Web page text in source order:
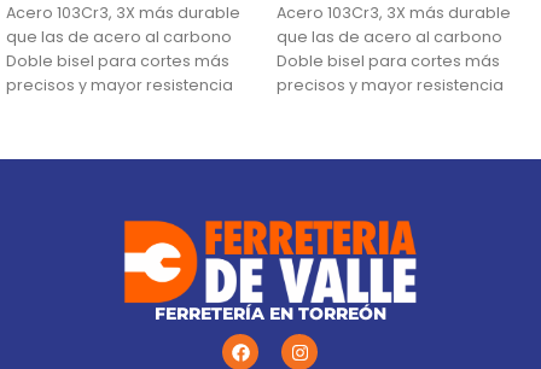
Acero 103Cr3, 3X más durable
que las de acero al carbono
Doble bisel para cortes más
precisos y mayor resistencia
Acero 103Cr3, 3X más durable
que las de acero al carbono
Doble bisel para cortes más
precisos y mayor resistencia
FERRETERÍA EN TORREÓN